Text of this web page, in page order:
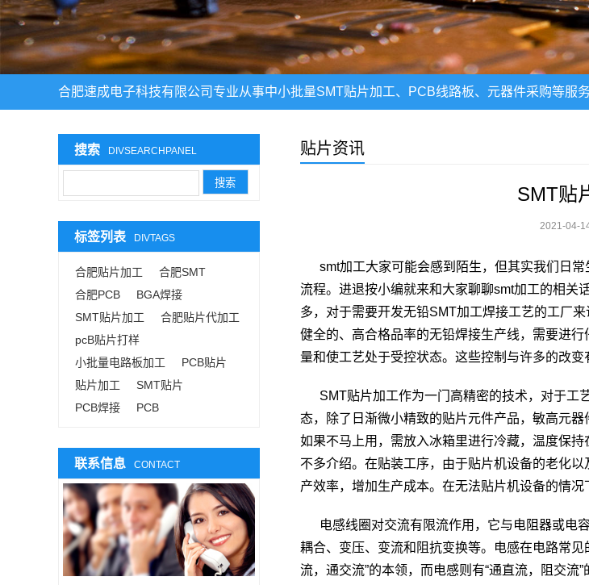
合肥速成电子科技有限公司专业从事中小批量SMT贴片加工、PCB线路板、元器件采购等服
贴片资讯
SMT贴
2021-04-
smt加工大家可能会感到陌生，但其实我们日常
流程。进退按小编就来和大家聊聊smt加工的相关
多，对于需要开发无铅SMT加工焊接工艺的工厂
健全的、高合格品率的无铅焊接生产线，需要进
量和使工艺处于受控状态。这些控制与许多的改
SMT贴片加工作为一门高精密的技术，对于工
态，除了日渐微小精致的贴片元件产品，敏高元
如果不马上用，需放入冰箱里进行冷藏，温度保
不多介绍。在贴装工序，由于贴片机设备的老化
产效率，增加生产成本。在无法贴片机设备的情
电感线圈对交流有限流作用，它与电阻器或电
耦合、变压、变流和阻抗变换等。电感在电路常
流，通交流”的本领，而电感则有“通直流，阻交
搜索 DIVSEARCHPANEL
标签列表 DIVTAGS
合肥贴片加工
合肥SMT
合肥PCB
BGA焊接
SMT贴片加工
合肥贴片代加工
pcB贴片打样
小批量电路板加工
PCB贴片
贴片加工
SMT贴片
PCB焊接
PCB
联系信息 CONTACT